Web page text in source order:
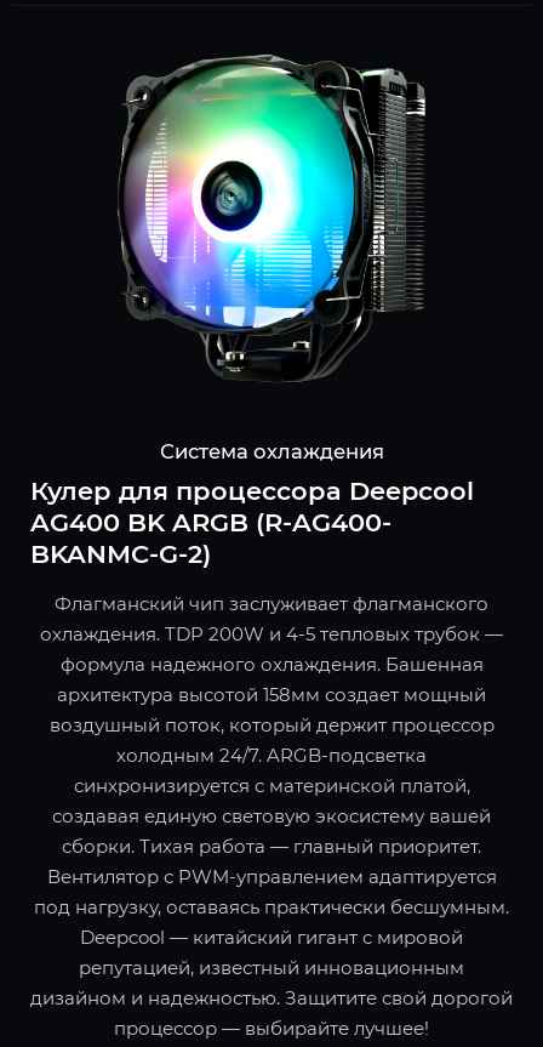
Система охлаждения
Кулер для процессора Deepcool
AG400 BK ARGB (R-AG400-
BKANMC-G-2)
Флагманский чип заслуживает флагманского
охлаждения. TDP 200W и 4-5 тепловых трубок —
формула надежного охлаждения. Башенная
архитектура высотой 158мм создает мощный
воздушный поток, который держит процессор
холодным 24/7. ARGB-подсветка
синхронизируется с материнской платой,
создавая единую световую экосистему вашей
сборки. Тихая работа — главный приоритет.
Вентилятор с PWM-управлением адаптируется
под нагрузку, оставаясь практически бесшумным.
Deepcool — китайский гигант с мировой
репутацией, известный инновационным
дизайном и надежностью. Защитите свой дорогой
процессор — выбирайте лучшее!